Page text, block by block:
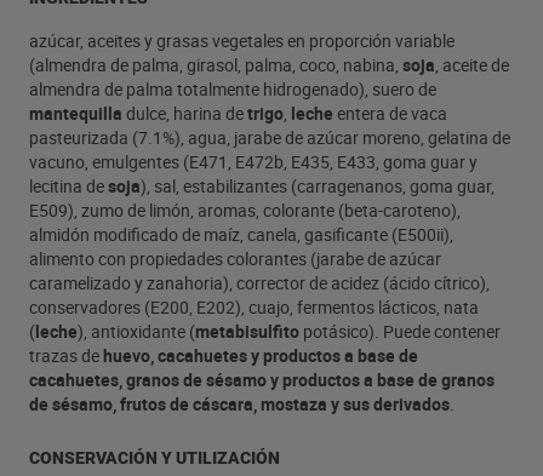
azúcar, aceites y grasas vegetales en proporción variable
(almendra de palma, girasol, palma, coco, nabina, soja, aceite de
almendra de palma totalmente hidrogenado), suero de
mantequilla dulce, harina detrigo, leche entera de vaca
pasteurizada (7.1%), agua, jarabe de azúcar moreno, gelatina de
vacuno, emulgentes (E471, E472b, E435, E433, goma guar y
lecitina desoja), sal, estabilizantes (carragenanos, goma guar,
E509), zumo de limón, aromas, colorante (beta-caroteno),
almidón modificado de maíz, canela, gasificante (E500ii),
alimento con propiedades colorantes (jarabe de azúcar
caramelizado y zanahoria), corrector de acidez (ácido cítrico),
conservadores (E200, E202), cuajo, fermentos lácticos, nata
(leche), antioxidante (metabisulfito potásico). Puede contener
trazas dehuevo, cacahuetes y productos a base de
cacahuetes, granos de sésamo y productos a base de granos
de sésamo, frutos de cáscara, mostaza y sus derivados.
CONSERVACIÓN Y UTILIZACIÓN